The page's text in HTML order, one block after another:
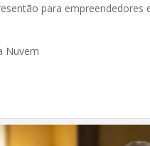
para empreendedores
Nuvem